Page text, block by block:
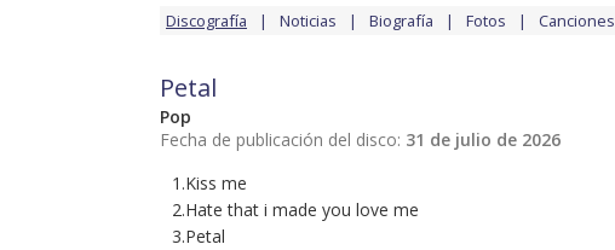
Discografía Noticias Biografía Fotos Canciones
Petal
Pop
Fecha de publicación del disco: 31 de julio de 2026
1.Kiss me
2.Hate that i made you love me
3.Petal